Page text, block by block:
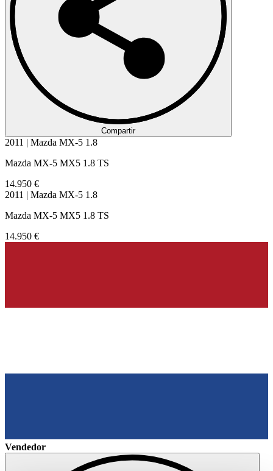
Compartir
2011 | Mazda MX-5 1.8
Mazda MX-5 MX5 1.8 TS
14.950 €
2011 | Mazda MX-5 1.8
Mazda MX-5 MX5 1.8 TS
14.950 €
Vendedor